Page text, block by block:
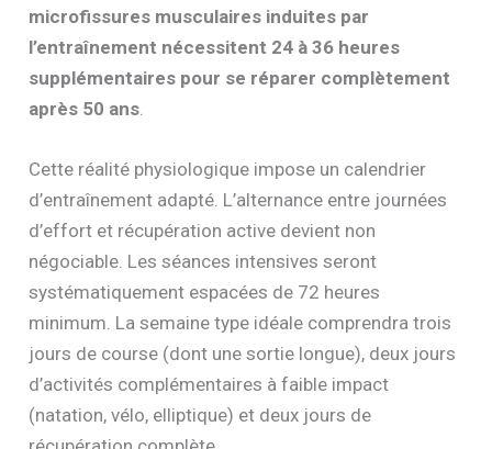
microfissures musculaires induites par
l’entraînement nécessitent 24 à 36 heures
supplémentaires pour se réparer complètement
après 50 ans
Cette réalité physiologique impose un calendrier
d’entraînement adapté. L’alternance entre journées
d’effort et récupération active devient non
négociable. Les séances intensives seront
systématiquement espacées de 72 heures
minimum. La semaine type idéale comprendra trois
jours de course (dont une sortie longue), deux jours
d’activités complémentaires à faible impact
(natation, vélo, elliptique) et deux jours de